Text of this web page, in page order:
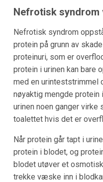
Nefrotisk
Nefrotisk syndrom
protein på grunn av
proteinuri, som er
protein i urinen kan bare
med en urinteststrimmel
nøyaktig mengde protein
urinen noen ganger virke
toalettet hvis det er
Når protein går tapt i
protein i blodet, og
blodet utøver et
trekke væske inn i